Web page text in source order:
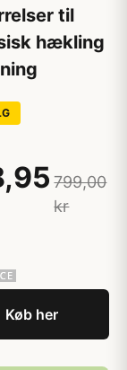
til
hækling
799,00
kr
Køb her